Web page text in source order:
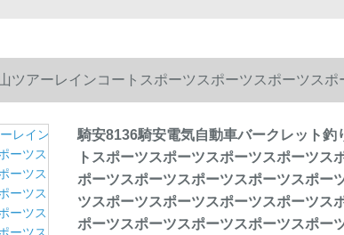
ツアーレインコートスポーツスポーツスポーツスポ
スポーツスポーツスポーツスポーツスポーツスポ
スポーツスポーツスポーツスポーツスポーツスポ
スポーツスポーツスポーツスポーツスポーツスポ
騎安8136騎安電気自動車バークレット釣
トスポーツスポーツスポーツスポーツス
ポーツスポーツスポーツスポーツスポー
ツスポーツスポーツスポーツスポーツス
ポーツスポーツスポーツスポーツスポー